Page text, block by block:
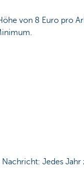
von 8 Euro pro
Jedes